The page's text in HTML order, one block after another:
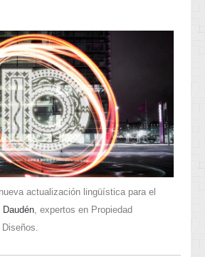
actualización lingüística para el
Daudén, expertos en Propiedad
Diseños.